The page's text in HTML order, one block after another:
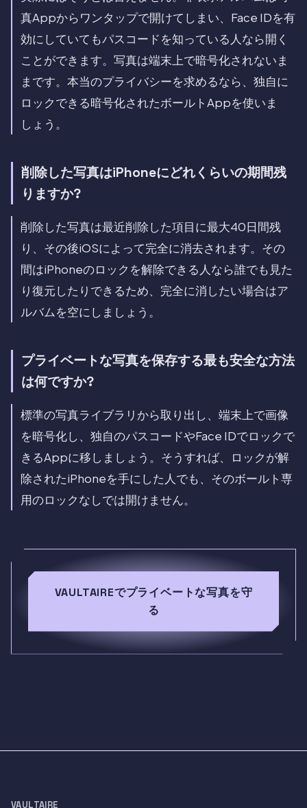
真Appからワンタップで開けてしまい、Face IDを有
効にしていてもパスコードを知っている人なら開く
ことができます。写真は端末上で暗号化されないま
まです。本当のプライバシーを求めるなら、独自に
ロックできる暗号化されたボールトAppを使いま
しょう。
削除した写真はiPhoneにどれくらいの期間残
りますか?
削除した写真は最近削除した項目に最大40日間残
り、その後iOSによって完全に消去されます。その
間はiPhoneのロックを解除できる人なら誰でも見た
り復元したりできるため、完全に消したい場合はア
ルバムを空にしましょう。
プライベートな写真を保存する最も安全な方法
は何ですか?
標準の写真ライブラリから取り出し、端末上で画像
を暗号化し、独自のパスコードやFace IDでロックで
きるAppに移しましょう。そうすれば、ロックが解
除されたiPhoneを手にした人でも、そのボールト専
用のロックなしでは開けません。
VAULTAIREでプライベートな写真を守
る
VAULTAIRE